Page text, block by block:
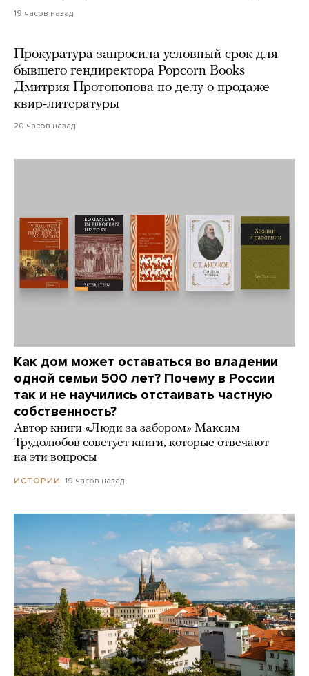
19 часов назад
Прокуратура запросила условный срок для
бывшего гендиректора Popcorn Books
Дмитрия Протопопова по делу о продаже
квир-литературы
20 часов назад
Как дом может оставаться во владении
одной семьи 500 лет? Почему в России
так и не научились отстаивать частную
собственность?
Автор книги «Люди за забором» Максим
Трудолюбов советует книги, которые отвечают
на эти вопросы
ИСТОРИИ 19 часов назад